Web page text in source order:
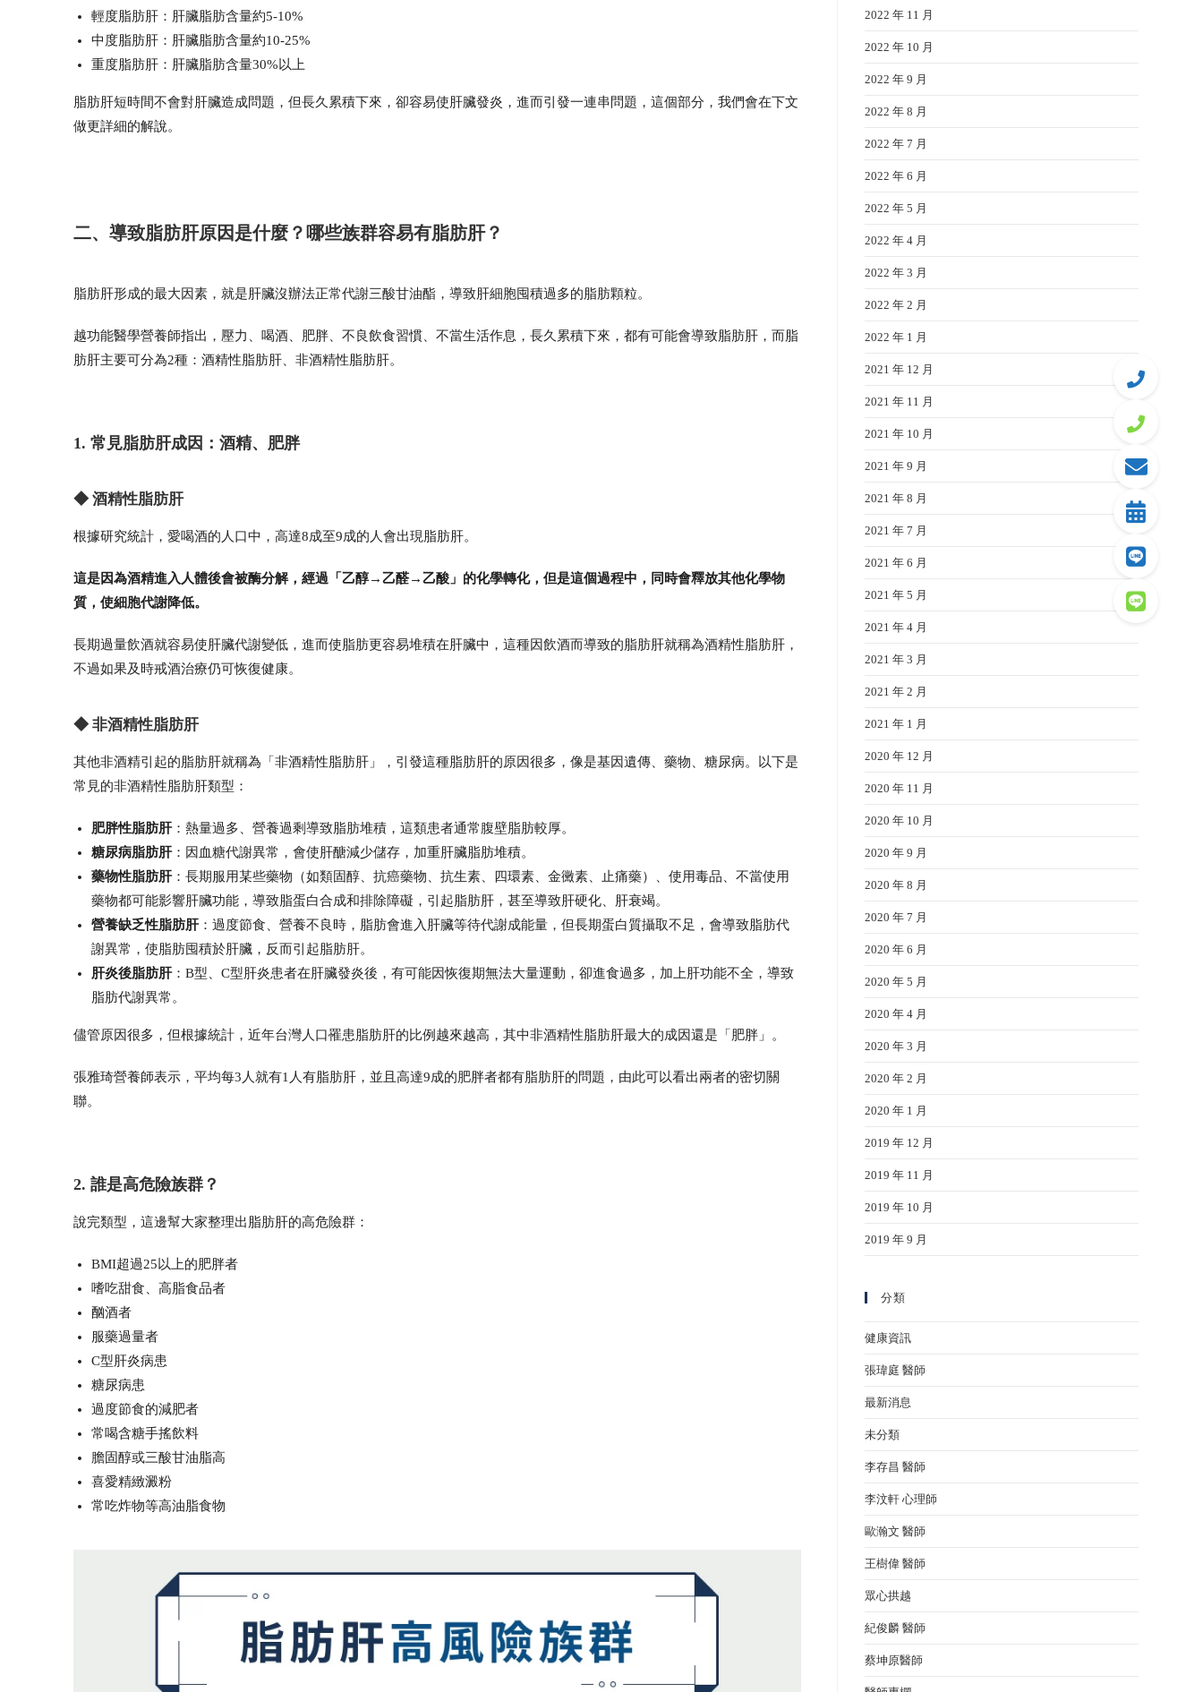
輕度脂肪肝 ：肝臟脂肪含量約5-10%
中度脂肪肝 ：肝臟脂肪含量約10-25%
重度脂肪肝 ：肝臟脂肪含量30%以上
脂肪肝短時間不會對肝臟造成問題，但長久累積下來，卻容易使肝臟發炎，進而引發一連串問題，這個部分，我們會在下文
做更詳細的解說。
二、導致脂肪肝原因是什麼？哪些族群容易有脂肪肝？
脂肪肝形成的最大因素，就是肝臟沒辦法正常代謝三酸甘油酯，導致肝細胞囤積過多的脂肪顆粒。
越功能醫學營養師指出，壓力、喝酒、肥胖、不良飲食習慣、不當生活作息，長久累積下來，都有可能會導致脂肪肝，而脂
肪肝主要可分為2種：酒精性脂肪肝、非酒精性脂肪肝。
1. 常見脂肪肝成因：酒精、肥胖
◆ 酒精性脂肪肝
根據研究統計，愛喝酒的人口中，高達8成至9成的人會出現脂肪肝。
這是因為酒精進入人體後會被酶分解，經過「乙醇→乙醛→乙酸」的化學轉化，但是這個過程中，同時會釋放其他化學物
質，使細胞代謝降低。
長期過量飲酒就容易使肝臟代謝變低，進而使脂肪更容易堆積在肝臟中，這種因飲酒而導致的脂肪肝就稱為酒精性脂肪肝，
不過如果及時戒酒治療仍可恢復健康。
◆ 非酒精性脂肪肝
其他非酒精引起的脂肪肝就稱為「非酒精性脂肪肝」，引發這種脂肪肝的原因很多，像是基因遺傳、藥物、糖尿病。
以下是
常見的非酒精性脂肪肝類型：
肥胖性脂肪肝：熱量過多、營養過剩導致脂肪堆積，這類患者通常腹壁脂肪較厚。
糖尿病脂肪肝：因血糖代謝異常，會使肝醣減少儲存，加重肝臟脂肪堆積。
藥物性脂肪肝：長期服用某些藥物（如類固醇、抗癌藥物、抗生素、四環素、金黴素、止痛藥）、使用毒品、不當使用
藥物都可能影響肝臟功能，導致脂蛋白合成和排除障礙，引起脂肪肝，甚至導致肝硬化、肝衰竭。
營養缺乏性脂肪肝：過度節食、營養不良時，脂肪會進入肝臟等待代謝成能量，但長期蛋白質攝取不足，會導致脂肪代
謝異常，使脂肪囤積於肝臟，反而引起脂肪肝。
肝炎後脂肪肝：B型、C型肝炎患者在肝臟發炎後，有可能因恢復期無法大量運動，卻進食過多，加上肝功能不全，導致
脂肪代謝異常。
儘管原因很多，但根據統計，近年台灣人口罹患脂肪肝的比例越來越高，其中非酒精性脂肪肝最大的成因還是「肥胖」。
張雅琦營養師表示，平均每3人就有1人有脂肪肝，並且高達9成的肥胖者都有脂肪肝的問題，由此可以看出兩者的密切關
聯。
2. 誰是高危險族群？
說完類型，這邊幫大家整理出脂肪肝的高危險群：
BMI超過25以上的肥胖者
嗜吃甜食、高脂食品者
酗酒者
服藥過量者
C型肝炎病患
糖尿病患
過度節食的減肥者
常喝含糖手搖飲料
膽固醇或三酸甘油脂高
喜愛精緻澱粉
常吃炸物等高油脂食物
2022 年 11 月
2022 年 10 月
2022 年 9 月
2022 年 8 月
2022 年 7 月
2022 年 6 月
2022 年 5 月
2022 年 4 月
2022 年 3 月
2022 年 2 月
2022 年 1 月
2021 年 12 月
2021 年 11 月
2021 年 10 月
2021 年 9 月
2021 年 8 月
2021 年 7 月
2021 年 6 月
2021 年 5 月
2021 年 4 月
2021 年 3 月
2021 年 2 月
2021 年 1 月
2020 年 12 月
2020 年 11 月
2020 年 10 月
2020 年 9 月
2020 年 8 月
2020 年 7 月
2020 年 6 月
2020 年 5 月
2020 年 4 月
2020 年 3 月
2020 年 2 月
2020 年 1 月
2019 年 12 月
2019 年 11 月
2019 年 10 月
2019 年 9 月
分類
健康資訊
張瑋庭 醫師
最新消息
未分類
李存昌 醫師
李汶軒 心理師
歐瀚文 醫師
王樹偉 醫師
眾心拱越
紀俊麟 醫師
蔡坤原醫師